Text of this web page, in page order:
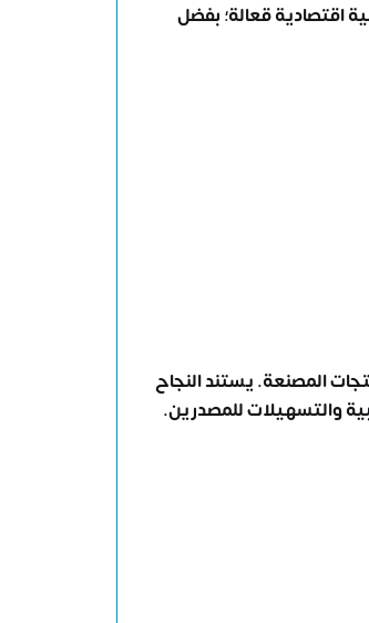
اقتصادية قعالة؛ بفضل
المصنعة. يستند النجاح
والتسهيلات للمصدرين.